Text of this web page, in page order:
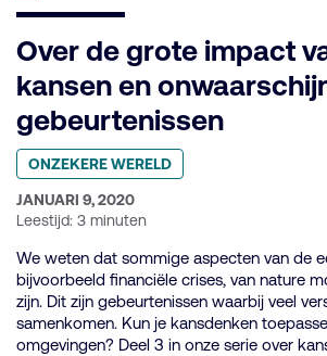
Over de grote impact
kansen en
gebeurtenissen
Geplaatst
categorie:
ONZEKERE WERELD
GEPUBLICEERD
OP:
JANUARI 9, 2020
Leestijd: 3 minuten
We weten dat sommige aspecten van de
bijvoorbeeld financiële crises, van nature
zijn. Dit zijn gebeurtenissen waarbij veel
samenkomen. Kun je kansdenken
omgevingen? Deel 3 in onze serie over